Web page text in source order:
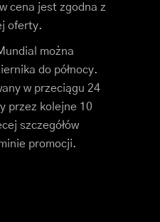
cena jest zgodna z
oferty.
można
do północy.
w przeciągu 24
przez kolejne 10
szczegółów
promocji.